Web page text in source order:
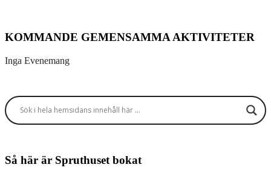
KOMMANDE GEMENSAMMA AKTIVITETER
Inga Evenemang
Så här är Spruthuset bokat